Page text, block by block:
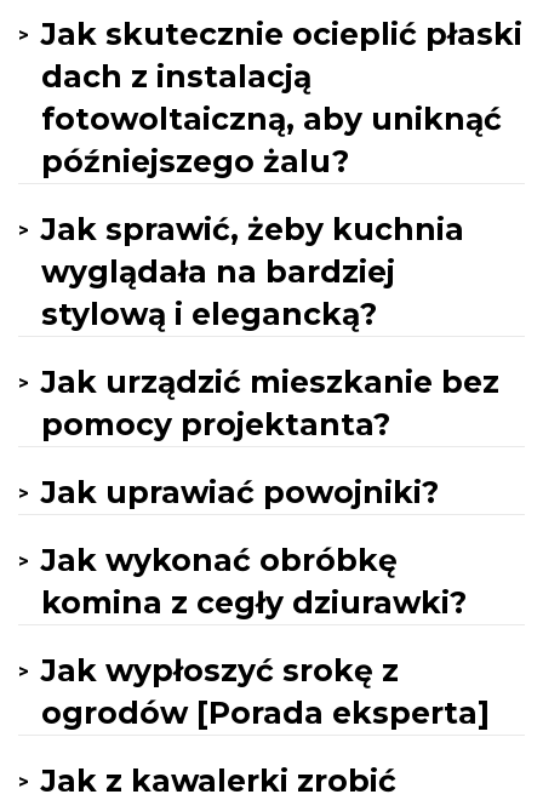
Jak skutecznie ocieplić płaski
dach z instalacją
fotowoltaiczną, aby uniknąć
późniejszego żalu?
Jak sprawić, żeby kuchnia
wyglądała na bardziej
stylową i elegancką?
Jak urządzić mieszkanie bez
pomocy projektanta?
Jak uprawiać powojniki?
Jak wykonać obróbkę
komina z cegły dziurawki?
Jak wypłoszyć srokę z
ogrodów [Porada eksperta]
Jak z kawalerki zrobić